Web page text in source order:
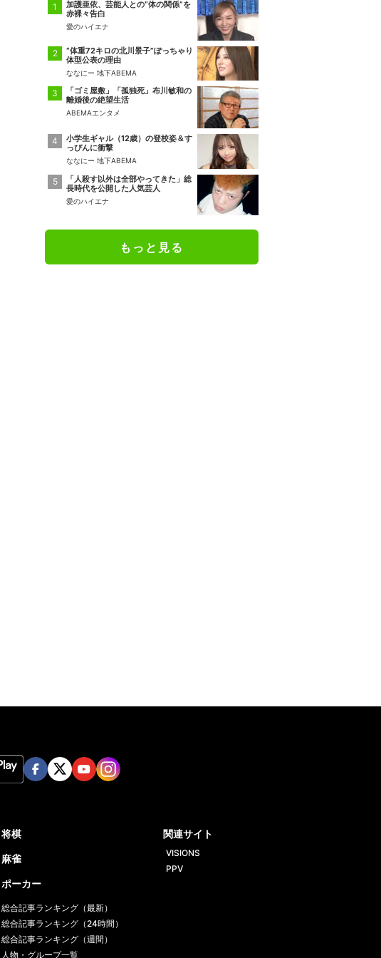
加護亜依、芸能人との“体の関係”を
赤裸々告白
愛のハイエナ
“体重72キロの北川景子”ぽっちゃり
体型公表の理由
ななにー 地下ABEMA
「ゴミ屋敷」「孤独死」布川敏和の
離婚後の絶望生活
ABEMAエンタメ
小学生ギャル（12歳）の登校姿＆す
っぴんに衝撃
ななにー 地下ABEMA
「人殺す以外は全部やってきた」総
長時代を公開した人気芸人
愛のハイエナ
もっと見る
将棋
麻雀
ポーカー
総合記事ランキング（最新）
総合記事ランキング（24時間）
総合記事ランキング（週間）
人物・グループ一覧
関連サイト
VISIONS
PPV